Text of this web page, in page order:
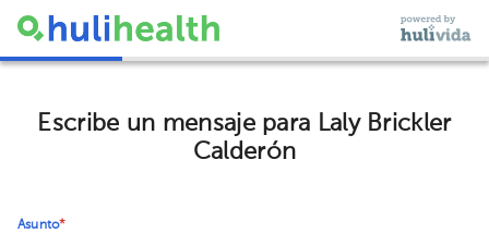
Escribe un mensaje para Laly Brickler
Calderón
Asunto*